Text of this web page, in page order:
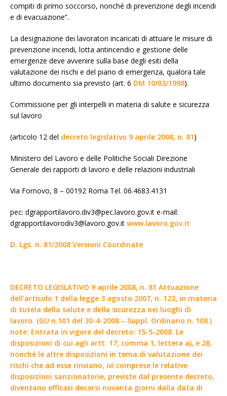
compiti di primo soccorso, nonché di prevenzione degli incendi
e di evacuazione”.
La designazione dei lavoratori incaricati di attuare le misure di
prevenzione incendi, lotta antincendio e gestione delle
emergenze deve avvenire sulla base degli esiti della
valutazione dei rischi e del piano di emergenza, qualora tale
ultimo documento sia previsto (art. 6 DM 10/03/1998).
Commissione per gli interpelli in materia di salute e sicurezza
sul lavoro
(articolo 12 del decreto legislativo 9 aprile 2008, n. 81)
Ministero del Lavoro e delle Politiche Sociali Direzione
Generale dei rapporti di lavoro e delle relazioni industriali
Via Fornovo, 8 – 00192 Roma Tel. 06.4683.4131
pec: dgrapportilavoro.div3@pec.lavoro.gov.it e-mail:
dgrapportilavorodiv3@lavoro.gov.it www.lavoro.gov.it
D. Lgs. n. 81/2008 Versioni Coordinate
DECRETO LEGISLATIVO 9 aprile 2008, n. 81 Attuazione
dell’articolo 1 della legge 3 agosto 2007, n. 123, in materia
di tutela della salute e della sicurezza nei luoghi di
lavoro. (GU n.101 del 30-4-2008 – Suppl. Ordinario n. 108 )
note: Entrata in vigore del decreto: 15-5-2008. Le
disposizioni di cui agli artt. 17, comma 1, lettera a), e 28,
nonché le altre disposizioni in tema di valutazione dei
rischi che ad esse rinviano, ivi comprese le relative
disposizioni sanzionatorie, previste dal presente decreto,
diventano efficaci decorsi novanta giorni dalla data di